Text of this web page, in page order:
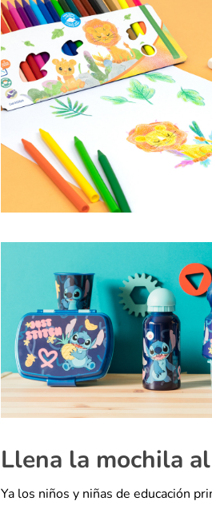
Llena la mochila
Ya los niños y niñas de educación